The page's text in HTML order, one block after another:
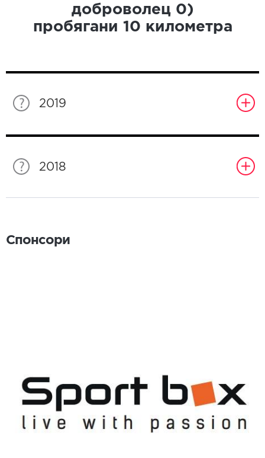
доброволец 0)
пробягани 10 километра
2019
2018
Спонсори